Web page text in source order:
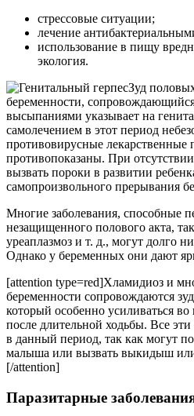
стрессовые ситуации;
лечение
использование в пищу
экология.
Зуд
беременности,
высыпаниями указывает на
самолечением в этот период
противовирусные
противопоказаны. При
вызвать пороки в развитии
самопроизвольного прерывания
Многие заболевания, способные
незащищенного полового акта,
уреаплазмоз и т. д., могут долго
Однако у беременных они дают
[attention type=red]Хламидиоз и
беременности сопровождаются
который особенно усиливаться
после длительной ходьбы. Все
в данный период, так как могут
малыша или вызвать выкидыш
[/attention]
Паразитарные